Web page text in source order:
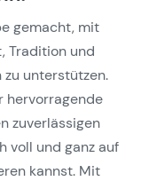
gemacht, mit
Tradition und
unterstützen.
hervorragende
zuverlässigen
voll und ganz auf
kannst. Mit